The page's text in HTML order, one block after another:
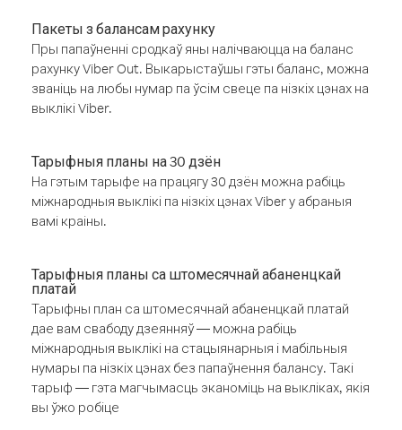
Пакеты з балансам рахунку
Пры папаўненні сродкаў яны налічваюцца на баланс
рахунку Viber Out. Выкарыстаўшы гэты баланс, можна
званіць на любы нумар па ўсім свеце па нізкіх цэнах на
выклікі Viber.
Тарыфныя планы на 30 дзён
На гэтым тарыфе на працягу 30 дзён можна рабіць
міжнародныя выклікі па нізкіх цэнах Viber у абраныя
вамі краіны.
Тарыфныя планы са штомесячнай абаненцкай
платай
Тарыфны план са штомесячнай абаненцкай платай
дае вам свабоду дзеянняў — можна рабіць
міжнародныя выклікі на стацыянарныя і мабільныя
нумары па нізкіх цэнах без папаўнення балансу. Такі
тарыф — гэта магчымасць эканоміць на выкліках, якія
вы ўжо робіце